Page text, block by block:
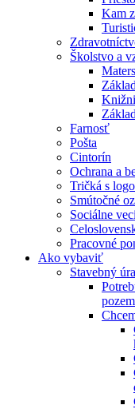
Kam
Školstvo a
Farnosť
Pošta
Cintorín
Ochrana a
Tričká s
Smútočné
Sociálne veci
Pracovné
Ako vybaviť
Stavebný